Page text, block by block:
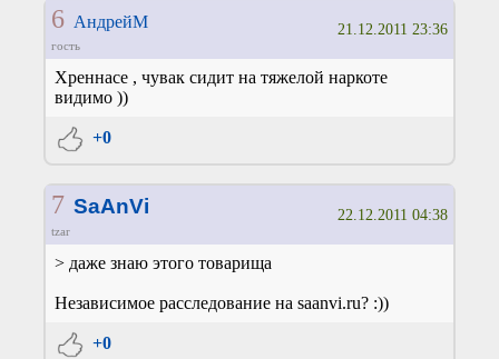
6 АндрейМ
гость
21.12.2011 23:36
Хреннасе , чувак сидит на тяжелой наркоте
видимо ))
+0
7 SaAnVi
tzar
22.12.2011 04:38
> даже знаю этого товарища
Независимое расследование на saanvi.ru? :))
+0